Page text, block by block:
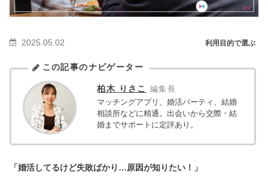
利用目的で選ぶ
2025.05.02
この記事のナビゲーター
柏木 りさこ
編集長
マッチングアプリ、婚活パーティ、結婚
相談所などに精通。出会いから交際・結
婚までサポートに定評あり。
「婚活してるけど失敗ばかり…原因が知りたい！」